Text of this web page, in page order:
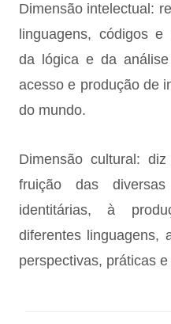
Dimensão intelectual:
linguagens, códigos
da lógica e da
acesso e produção de
do mundo.
Dimensão cultural:
fruição das
identitárias, à
diferentes linguagens,
perspectivas, práticas